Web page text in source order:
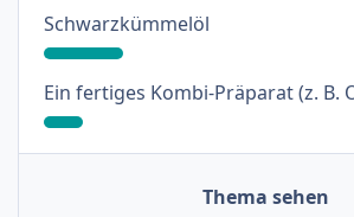
Schwarzkümmelöl: 18%
Ein fertiges Kombi-Präparat (z. B.
Thema sehen